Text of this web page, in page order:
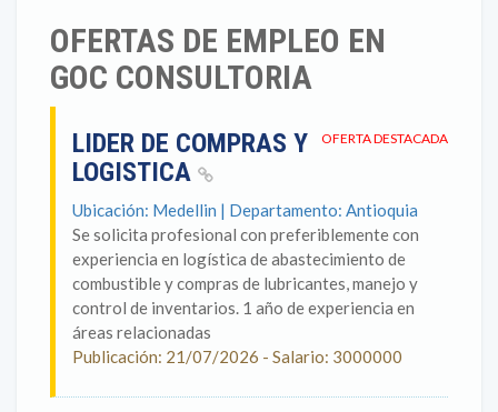
OFERTAS DE EMPLEO EN
GOC CONSULTORIA
OFERTA DESTACADA
LIDER DE COMPRAS Y
LOGISTICA
Ubicación: Medellin | Departamento: Antioquia
Se solicita profesional con preferiblemente con
experiencia en logística de abastecimiento de
combustible y compras de lubricantes, manejo y
control de inventarios. 1 año de experiencia en
áreas relacionadas
Publicación: 21/07/2026 - Salario: 3000000